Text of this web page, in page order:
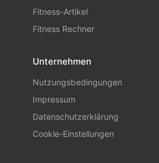
Fitness-Artikel
Fitness Rechner
Unternehmen
Nutzungsbedingungen
Impressum
Datenschutzerklärung
Cookie-Einstellungen